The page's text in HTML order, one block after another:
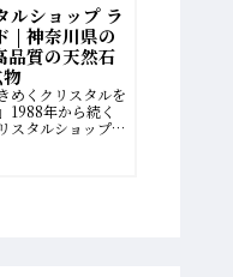
ルショップ ラ
| 神奈川県の
品質の天然石
めくクリスタルを
1988年から続く
スタルショップ。